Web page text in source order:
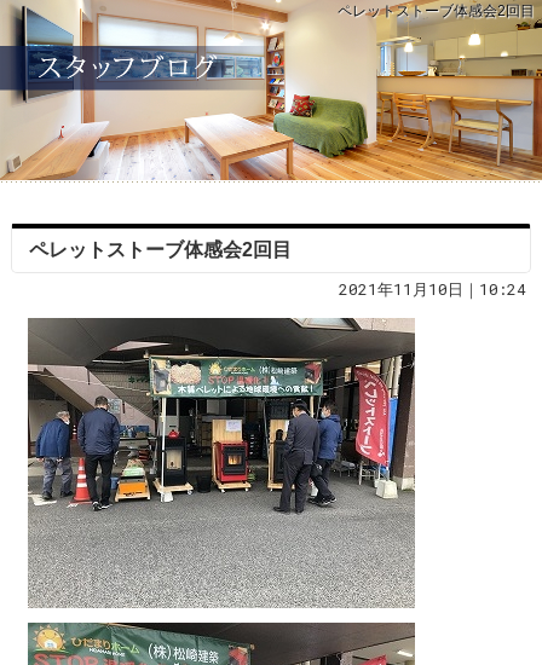
ペレットストーブ体感会2回目
ペレットストーブ体感会2回目
2021年11月10日｜10:24